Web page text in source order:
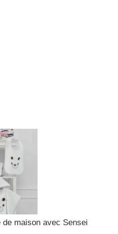
maison avec Sensei